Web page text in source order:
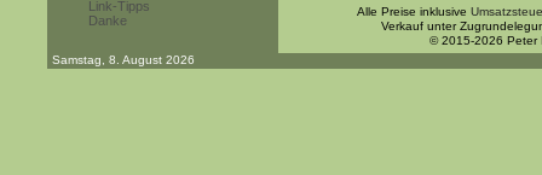
Link-Tipps
Danke
Alle Preise inklusive
Verkauf unter
© 2015-2026 Peter
Samstag, 8. August 2026